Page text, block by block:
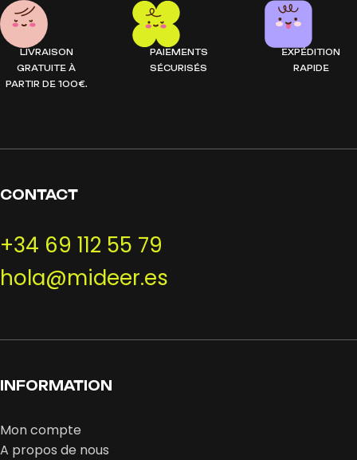
LIVRAISON
GRATUITE À
PARTIR DE 100€.
PAIEMENTS
SÉCURISÉS
EXPÉDITION
RAPIDE
CONTACT
+34 69 112 55 79
hola@mideer.es
INFORMATION
Mon compte
A propos de nous